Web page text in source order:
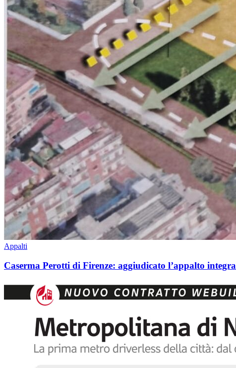
Appalti
Caserma Perotti di Firenze: aggiudicato l’appalto